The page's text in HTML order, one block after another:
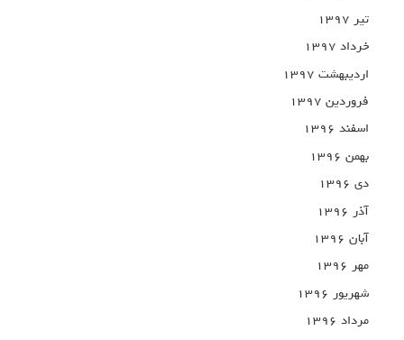
تیر ۱۳۹۷
خرداد ۱۳۹۷
اردیبهشت ۱۳۹۷
فروردین ۱۳۹۷
اسفند ۱۳۹۶
بهمن ۱۳۹۶
دی ۱۳۹۶
آذر ۱۳۹۶
آبان ۱۳۹۶
مهر ۱۳۹۶
شهریور ۱۳۹۶
مرداد ۱۳۹۶